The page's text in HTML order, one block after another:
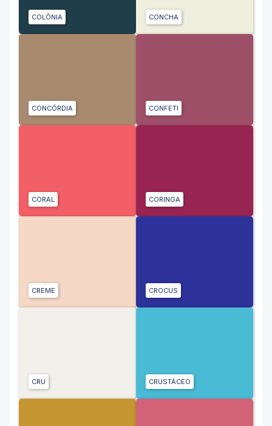
COLÔNIA CONCHA
CONCÓRDIA CONFETI
CORAL CORINGA
CREME CROCUS
CRU CRUSTÁCEO